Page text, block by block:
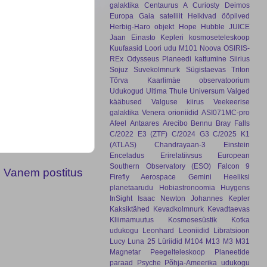
Vanem postitus
galaktika
Centaurus A Curiosty
Deimos
Europa
Gaia satelliit
Helkivad ööpilved
Herbig-Haro objekt
Hope Hubble JUICE
Jaan Einasto
Kepleri kosmoseteleskoop
Kuufaasid Loori udu M101 Noova OSIRIS-
REx Odysseus Planeedi kattumine Siirius
Sojuz
Suvekolmnurk Sügistaevas
Triton
Tõrva Kaarlimäe observatoorium
Udukogud Ultima Thule Universum Valged
kääbused
Valguse kiirus
Veekeerise
galaktika Venera orioniidid ASI071MC-pro
Afeel Antaares Arecibo Bennu Bray Falls
C/2022 E3 (ZTF) C/2024 G3 C/2025 K1
(ATLAS)
Chandrayaan-3
Einstein
Enceladus
Erirelatiivsus
European
Southern Observatory (ESO)
Falcon 9
Firefly Aerospace
Gemini
Heeliksi
planetaarudu
Hobiastronoomia
Huygens
InSight
Isaac Newton
Johannes Kepler
Kaksiktähed Kevadkolmnurk Kevadtaevas
Kliimamuutus
Kosmosesüstik
Kotka
udukogu
Leonhard Leoniidid
Libratsioon
Lucy Luna 25 Lüriidid M104 M13 M3 M31
Magnetar
Peegelteleskoop
Planeetide
paraad
Psyche Põhja-Ameerika udukogu